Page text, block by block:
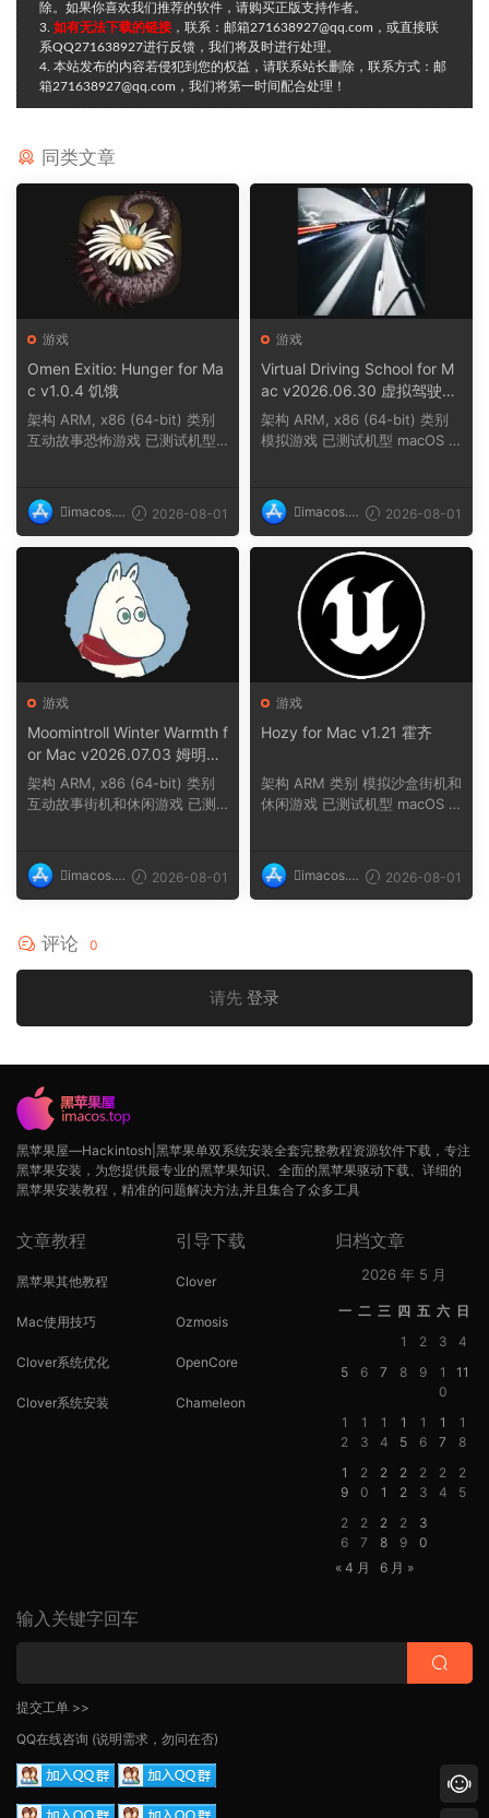
除。如果你喜欢我们推荐的软件，请购买正版支持作者。
3. 如有无法下载的链接 ，联系：邮箱271638927@qq.com，或直接联
系QQ271638927进行反馈，我们将及时进行处理。
4. 本站发布的内容若侵犯到您的权益，请联系站长删除，联系方式：邮
箱271638927@qq.com，我们将第一时间配合处理！
同类文章
游戏
Omen Exitio: Hunger for Ma
c v1.0.4 饥饿
架构 ARM, x86 (64-bit) 类别
互动故事恐怖游戏 已测试机型
imacos.t
op
2026-08-01
游戏
Virtual Driving School for M
ac v2026.06.30 虚拟驾驶学
校
架构 ARM, x86 (64-bit) 类别
模拟游戏 已测试机型 macOS T
imacos.t
op
2026-08-01
游戏
Moomintroll Winter Warmth f
or Mac v2026.07.03 姆明冬
日暖阳
架构 ARM, x86 (64-bit) 类别
互动故事街机和休闲游戏 已测
imacos.t
op
2026-08-01
游戏
Hozy for Mac v1.21 霍齐
架构 ARM 类别 模拟沙盒街机和
休闲游戏 已测试机型 macOS T
imacos.t
op
2026-08-01
评论 0
请先 登录
黑苹果屋—Hackintosh|黑苹果单双系统安装全套完整教程资源软件下载，专注
黑苹果安装，为您提供最专业的黑苹果知识、全面的黑苹果驱动下载、详细的
黑苹果安装教程，精准的问题解决方法,并且集合了众多工具
文章教程
黑苹果其他教程
Mac使用技巧
Clover系统优化
Clover系统安装
引导下载
Clover
Ozmosis
OpenCore
Chameleon
归档文章
2026 年 5 月
一 二 三 四 五 六 日
1
2 3
4
5
6 7 8 9
1
0
11
1
2
1
3
1
4
1
5
1
6
1
7
1
8
1
9
2
0
2
1
2
2
2
3
2
4
2
5
2
6
2
7
2
8
2
9
3
0
« 4 月
6 月 »
输入关键字回车
提交工单 >>
QQ在线咨询 (说明需求，勿问在否)